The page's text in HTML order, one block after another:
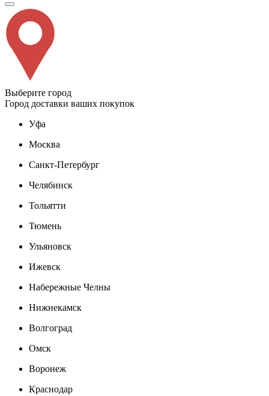
Выберите город
Город доставки ваших покупок
Уфа
Москва
Санкт-Петербург
Челябинск
Тольятти
Тюмень
Ульяновск
Ижевск
Набережные Челны
Нижнекамск
Волгоград
Омск
Воронеж
Краснодар